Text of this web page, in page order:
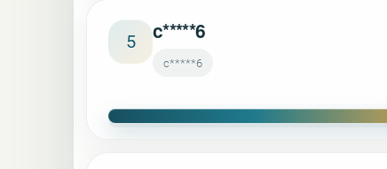
5 c*****6
c*****6